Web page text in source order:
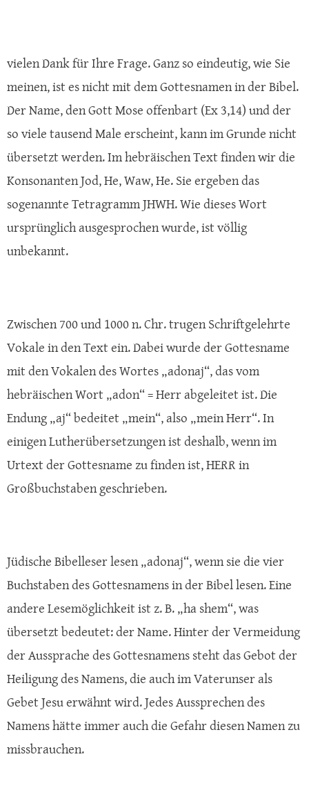
vielen Dank für Ihre Frage. Ganz so eindeutig, wie Sie
meinen, ist es nicht mit dem Gottesnamen in der Bibel.
Der Name, den Gott Mose offenbart (Ex 3,14) und der
so viele tausend Male erscheint, kann im Grunde nicht
übersetzt werden. Im hebräischen Text finden wir die
Konsonanten Jod, He, Waw, He. Sie ergeben das
sogenannte Tetragramm JHWH. Wie dieses Wort
ursprünglich ausgesprochen wurde, ist völlig
unbekannt.
Zwischen 700 und 1000 n. Chr. trugen Schriftgelehrte
Vokale in den Text ein. Dabei wurde der Gottesname
mit den Vokalen des Wortes „adonaj“, das vom
hebräischen Wort „adon“ = Herr abgeleitet ist. Die
Endung „aj“ bedeitet „mein“, also „mein Herr“. In
einigen Lutherübersetzungen ist deshalb, wenn im
Urtext der Gottesname zu finden ist, HERR in
Großbuchstaben geschrieben.
Jüdische Bibelleser lesen „adonaj“, wenn sie die vier
Buchstaben des Gottesnamens in der Bibel lesen. Eine
andere Lesemöglichkeit ist z. B. „ha shem“, was
übersetzt bedeutet: der Name. Hinter der Vermeidung
der Aussprache des Gottesnamens steht das Gebot der
Heiligung des Namens, die auch im Vaterunser als
Gebet Jesu erwähnt wird. Jedes Aussprechen des
Namens hätte immer auch die Gefahr diesen Namen zu
missbrauchen.